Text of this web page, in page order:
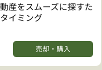
産をスムーズに探すた
イミング
売却・購入